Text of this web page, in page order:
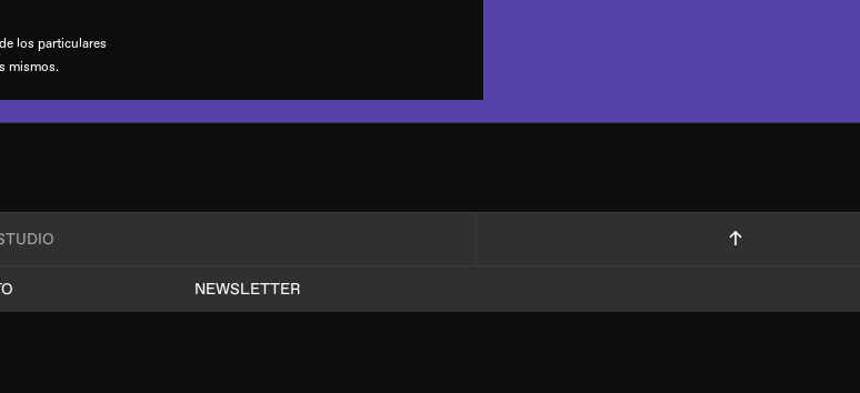
los particulares
mismos.
NEWSLETTER